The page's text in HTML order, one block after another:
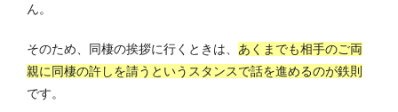
ん。
そのため、同棲の挨拶に行くときは、 あくまでも相手のご両
親に同棲の許しを請うというスタンスで話を進めるのが鉄則
です。